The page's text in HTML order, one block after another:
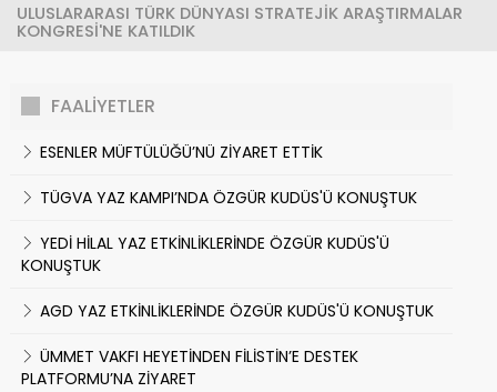
ULUSLARARASI TÜRK DÜNYASI STRATEJİK ARAŞTIRMALAR
KONGRESİ'NE KATILDIK
FAALİYETLER
ESENLER MÜFTÜLÜĞÜ’NÜ ZİYARET ETTİK
TÜGVA YAZ KAMPI’NDA ÖZGÜR KUDÜS'Ü KONUŞTUK
YEDİ HİLAL YAZ ETKİNLİKLERİNDE ÖZGÜR KUDÜS'Ü
KONUŞTUK
AGD YAZ ETKİNLİKLERİNDE ÖZGÜR KUDÜS'Ü KONUŞTUK
ÜMMET VAKFI HEYETİNDEN FİLİSTİN’E DESTEK
PLATFORMU’NA ZİYARET
KAMUOYUNA DUYURU
VAKFIN HEDEFLERI
HESAP NUMARALARIMIZ
COĞRAFYASI
FOTO GALERI
KUTSAL YERLERI KORUMA PROJELERI
VAKIF PROJELERI
SEZONLUK PROJELER